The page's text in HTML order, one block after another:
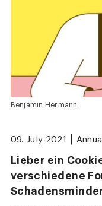
Benjamin Hermann
09. July 2021
Lieber ein
verschiedene